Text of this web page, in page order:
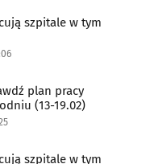
szpitale w tym
plan pracy
(13-19.02)
szpitale w tym